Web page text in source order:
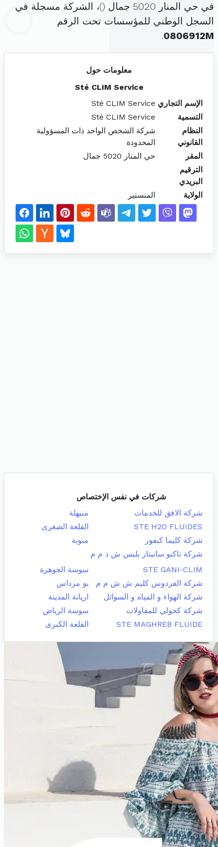
في حي المنار 5020 جمال (
)، الشركة مسجلة في
السجل الوطني للمؤسسات تحت الرقم
0806912M
.
معلومات حول
Sté CLIM Service
الإسم التجاري Sté CLIM Service
التسمية
Sté CLIM Service
النظام
القانوني
شركة الشخص الواحد ذات المسؤولية
المحدودة
المقر
حي المنار 5020 جمال
الترقيم
البريدي
الولاية
المنستير
شركات في نفس الإختصاص
شركة الافق للخدمات
منيهلة
STE H2O FLUIDES
القلعة الصغرى
شركة كليما كنفور
منوبة
شركة تاكنو سانيتار بليس ش ذ م م
STE GANI-CLIM
سوسة الجوهرة
شركة الفردوس كليم ش ش م م
بو مرداس
شركة الهواء و المياه و السوائل
اريانة المدينة
شركة كحولي للمقاولات
سوسة الرياض
STE MAGHREB FLUIDE
القلعة الكبرى